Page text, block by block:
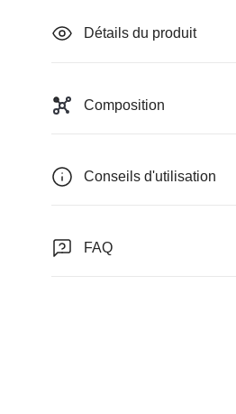
Détails du produit
Composition
Conseils d'utilisation
FAQ